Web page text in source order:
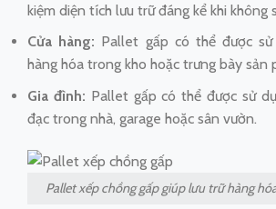
kiệm diện tích lưu trữ đáng kể khi không
Cửa hàng: Pallet gấp có thể được
hàng hóa trong kho hoặc trưng bày sản
Gia đình: Pallet gấp có thể được sử
đạc trong nhà, garage hoặc sân vườn.
Pallet xếp chồng gấp giúp lưu trữ hàng